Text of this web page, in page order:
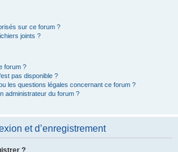
sur ce forum ?
joints ?
forum ?
pas disponible ?
les questions légales concernant ce forum ?
administrateur du forum ?
et d’enregistrement
?